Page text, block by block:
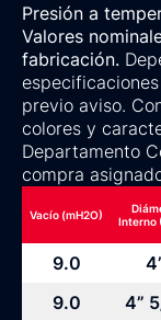
Presión a
Valores
fabricación.
previo aviso.
colores y
Departamento
compra
Vacío (mH2O)
Interno
9.0
9.0
4”